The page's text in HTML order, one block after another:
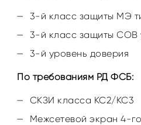
3-й класс защиты МЭ
3-й класс защиты СОВ
3-й уровень доверия
По требованиям РД ФСБ:
СКЗИ класса КС2/КС3
Межсетевой экран 4-